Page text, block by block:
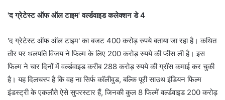
'द ग्रेटेस्‍ट ऑफ ऑल टाइम' वर्ल्‍डवाइड कलेक्‍शन डे 4
'द ग्रेटेस्‍ट ऑफ ऑल टाइम' का बजट 400 करोड़ रुपये बताया जा रहा है। कथ‍ित
तौर पर थलपति विजय ने फिल्‍म के लिए 200 करोड़ रुपये की फीस ली है। इस
फिल्‍म ने चार दिनों में वर्ल्‍डवाइड करीब 288 करोड़ रुपये की ग्रॉस कमाई कर चुकी
है। यह दिलचस्‍प है कि वह ना सिर्फ कॉलीवुड, बल्‍क‍ि पूरी साउथ इंडियन फिल्‍म
इंडस्‍ट्री के एकलौते ऐसे सुपरस्‍टार हैं, जिनकी कुल 8 फिल्‍में वर्ल्‍डवाइड 200 करोड़